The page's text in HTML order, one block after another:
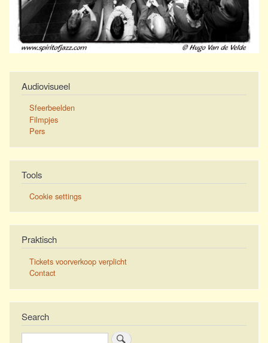
Audiovisueel
Sfeerbeelden
Filmpjes
Pers
Tools
Cookie settings
Praktisch
Tickets voorverkoop verplicht
Contact
Search
Zoeken